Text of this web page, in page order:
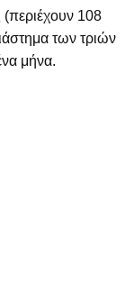
108
των τριών
μήνα.